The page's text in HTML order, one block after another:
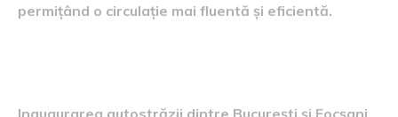
permițând o circulație mai fluentă și eficientă.
Inaugurarea autostrăzii dintre București și Focșani